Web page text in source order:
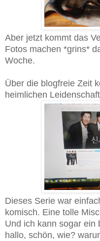
Aber jetzt kommt das
Fotos machen *grins*
Woche.
Über die blogfreie Zeit
heimlichen
Dieses Serie war
komisch. Eine tolle
Und ich kann sogar ein
hallo, schön, wie?